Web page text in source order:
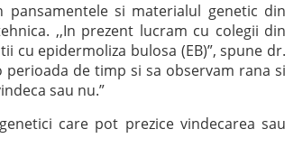
pansamentele si materialul genetic din
,,In prezent lucram cu colegii din
cu epidermoliza bulosa (EB)”, spune dr.
de timp si sa observam rana si
sau nu.”
care pot prezice vindecarea sau